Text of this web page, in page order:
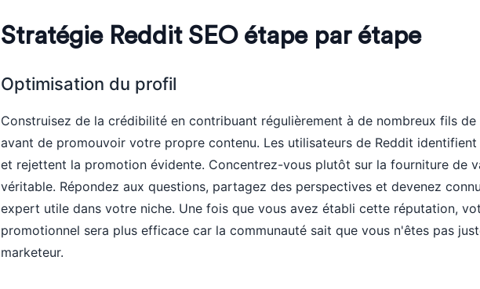
Stratégie Reddit SEO étape par étape
Optimisation du profil
Construisez de la crédibilité en contribuant régulièrement à de nombreux fils de
avant de promouvoir votre propre contenu. Les utilisateurs de Reddit identifient
et rejettent la promotion évidente. Concentrez-vous plutôt sur la fourniture de
véritable. Répondez aux questions, partagez des perspectives et devenez
expert utile dans votre niche. Une fois que vous avez établi cette réputation,
promotionnel sera plus efficace car la communauté sait que vous n'êtes pas
marketeur.